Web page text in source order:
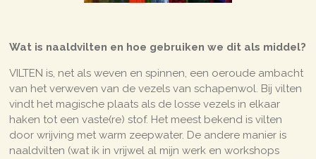
Wat is naaldvilten en hoe gebruiken we dit als middel?
VILTEN is, net als weven en spinnen, een oeroude ambacht
van het verweven van de vezels van schapenwol. Bij vilten
vindt het magische plaats als de losse vezels in elkaar
haken tot een vaste(re) stof. Het meest bekend is vilten
door wrijving met warm zeepwater. De andere manier is
naaldvilten (wat ik in vrijwel al mijn werk en workshops